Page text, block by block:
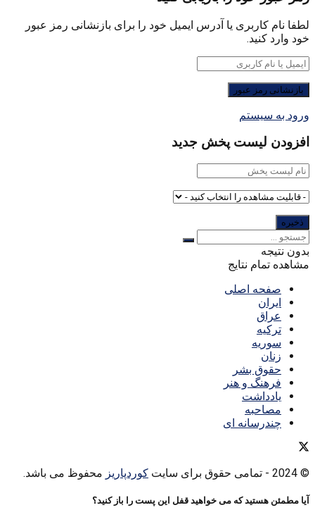
لطفا نام کاربری یا آدرس ایمیل خود را برای بازنشانی رمز عبور
خود وارد کنید.
ورود به سیستم
افزودن لیست پخش جدید
بدون نتیجه
مشاهده تمام نتایج
صفحه اصلی
ایران
عراق
ترکیه
سوریه
زنان
حقوق بشر
فرهنگ و هنر
یادداشت
مصاحبه
چندرسانه ای
© 2024 - تمامی حقوق برای سایت کوردپاریز محفوظ می باشد.
آیا مطمئن هستید که می خواهید قفل این پست را باز کنید؟